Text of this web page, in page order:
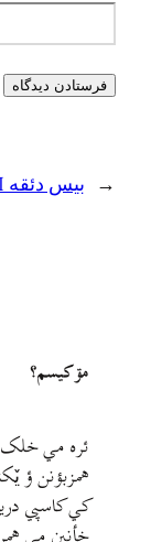
← بیس دئقه XXVI
مۊ کيسم؟
ئره مي خلک
همزبؤنن ؤ
کي کاسپي